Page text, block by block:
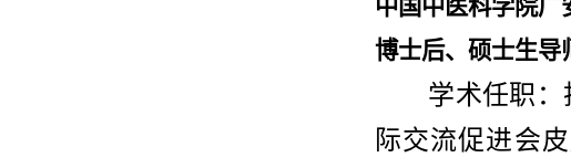
中国中医科学院
博士后、硕士生导
学术任职：
际交流促进会